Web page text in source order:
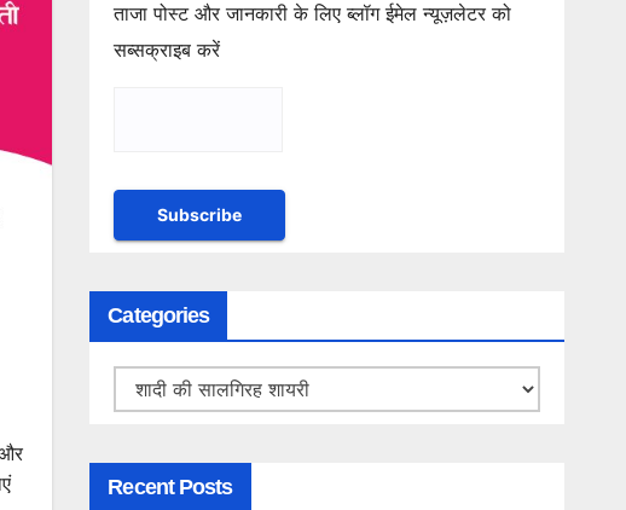
और
ताजा पोस्ट और जानकारी के लिए ब्लॉग ईमेल न्यूज़लेटर को
सब्सक्राइब करें
Categories
Categories
Recent Posts